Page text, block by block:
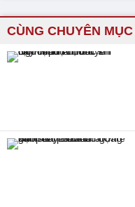
CÙNG CHUYÊN MỤC